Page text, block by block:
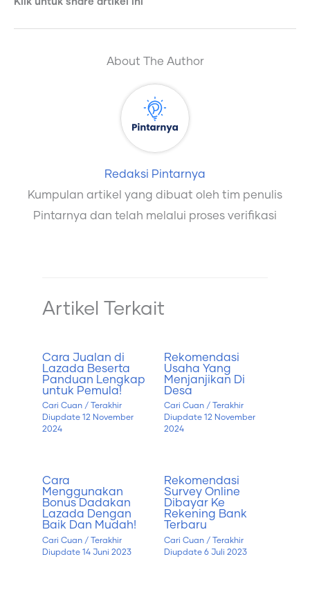
About The Author
Redaksi Pintarnya
Kumpulan artikel yang dibuat oleh tim penulis
Pintarnya dan telah melalui proses verifikasi
Artikel Terkait
Cara Jualan di
Lazada Beserta
Panduan Lengkap
untuk Pemula!
Cari Cuan / Terakhir
Diupdate 12 November
2024
Rekomendasi
Usaha Yang
Menjanjikan Di
Desa
Cari Cuan/ Terakhir
Diupdate12 November
2024
Cara
Menggunakan
Bonus Dadakan
Lazada Dengan
Baik Dan Mudah!
Cari Cuan / Terakhir
Diupdate 14 Juni 2023
Rekomendasi
Survey Online
Dibayar Ke
Rekening Bank
Terbaru
Cari Cuan/ Terakhir
Diupdate6 Juli 2023